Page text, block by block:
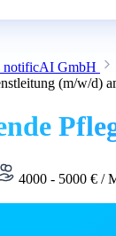
notificAI GmbH
(m/w/d)
4000 - 5000 € /